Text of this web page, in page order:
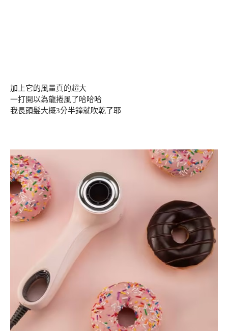
加上它的風量真的超大
一打開以為龍捲風了哈哈哈
我長頭髮大概3分半鐘就吹乾了耶